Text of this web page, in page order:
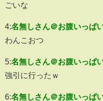
ごいな
4:名無しさん＠お腹いっぱ
わんこおつ
5:名無しさん＠お腹いっぱ
強引に行ったｗ
6:名無しさん＠お腹いっぱ